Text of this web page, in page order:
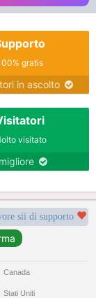
gratis
in ascolto
visitato
sii di supporto
Canada
Stati Uniti